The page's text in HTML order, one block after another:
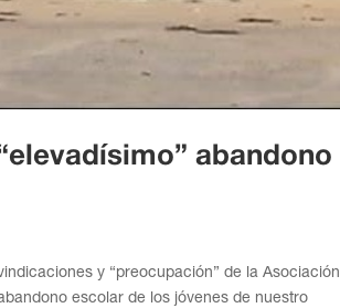
abandono
y “preocupación” de la Asociación
escolar de los jóvenes de nuestro